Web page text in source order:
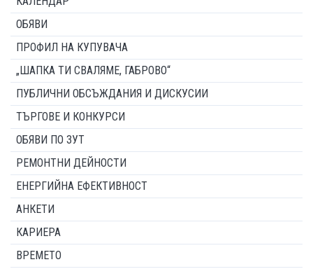
ОБЯВИ
ПРОФИЛ НА КУПУВАЧА
„ШАПКА ТИ СВАЛЯМЕ, ГАБРОВО“
ПУБЛИЧНИ ОБСЪЖДАНИЯ И ДИСКУСИИ
ТЪРГОВЕ И КОНКУРСИ
ОБЯВИ ПО ЗУТ
РЕМОНТНИ ДЕЙНОСТИ
ЕНЕРГИЙНА ЕФЕКТИВНОСТ
АНКЕТИ
КАРИЕРА
ВРЕМЕТО